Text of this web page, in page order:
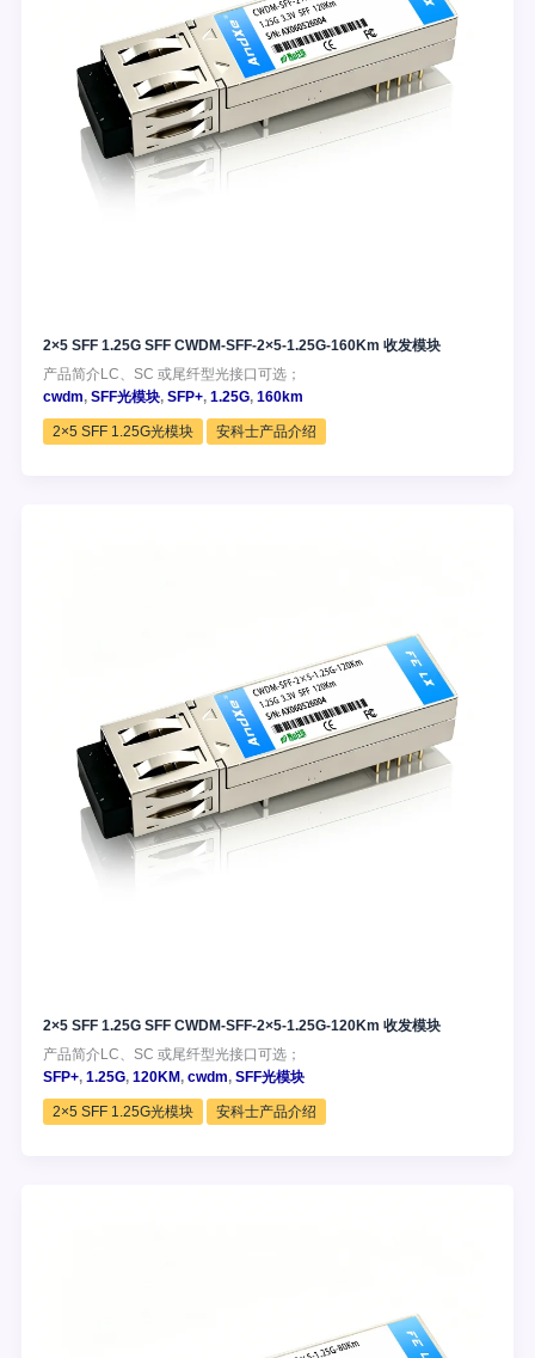
2×5 SFF 1.25G SFF CWDM-SFF-2×5-1.25G-160Km 收发模块
产品简介LC、SC 或尾纤型光接口可选；
cwdm,SFF光模块,SFP+,1.25G,160km
2×5 SFF 1.25G光模块 安科士产品介绍
2×5 SFF 1.25G SFF CWDM-SFF-2×5-1.25G-120Km 收发模块
产品简介LC、SC 或尾纤型光接口可选；
SFP+,1.25G,120KM ,cwdm,SFF光模块
2×5 SFF 1.25G光模块 安科士产品介绍